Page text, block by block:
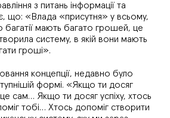
з питань інформації та
що: «Влада «присутня» у всьому,
мають багато грошей, це
систему, в якій вони мають
гроші».
концепції, недавно було
формі. «Якщо ти досяг
сам… Якщо ти досяг успіху, хтось
тобі… Хтось допоміг створити